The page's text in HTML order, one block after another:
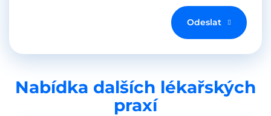
Odeslat
Nabídka dalších lékařských
praxí